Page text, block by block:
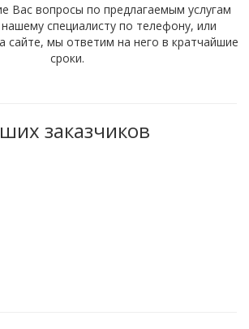
Вас вопросы по предлагаемым услугам
специалисту по телефону, или
сайте, мы ответим на него в кратчайшие
сроки.
заказчиков